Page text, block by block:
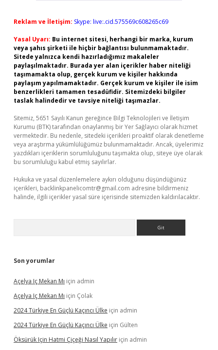
Reklam ve İletişim: Skype: live:.cid.575569c608265c69
Yasal Uyarı: Bu internet sitesi, herhangi bir marka, kurum
veya şahıs şirketi ile hiçbir bağlantısı bulunmamaktadır.
Sitede yalnızca kendi hazırladığımız makaleler
paylaşılmaktadır. Burada yer alan içerikler haber niteliği
taşımamakta olup, gerçek kurum ve kişiler hakkında
paylaşım yapılmamaktadır. Gerçek kurum ve kişiler ile isim
benzerlikleri tamamen tesadüfidir. Sitemizdeki bilgiler
taslak halindedir ve tavsiye niteliği taşımazlar.
Sitemiz, 5651 Sayılı Kanun gereğince Bilgi Teknolojileri ve İletişim
Kurumu (BTK) tarafından onaylanmış bir Yer Sağlayıcı olarak hizmet
vermektedir. Bu nedenle, sitedeki içerikleri proaktif olarak denetleme
veya araştırma yükümlülüğümüz bulunmamaktadır. Ancak, üyelerimiz
yazdıkları içeriklerin sorumluluğunu taşımakta olup, siteye üye olarak
bu sorumluluğu kabul etmiş sayılırlar.
Hukuka ve yasal düzenlemelere aykırı olduğunu düşündüğünüz
içerikleri, backlinkpanelicomtr@gmail.com adresine bildirmeniz
halinde, ilgili içerikler yasal süre içerisinde sitemizden kaldırılacaktır.
Son yorumlar
Açelya Iç Mekan Mı için admin
Açelya Iç Mekan Mı için Çolak
2024 Türkiye En Güçlü Kaçıncı Ülke için admin
2024 Türkiye En Güçlü Kaçıncı Ülke için Gülten
Öksürük Için Hatmi Çiçeği Nasıl Yapılır için admin